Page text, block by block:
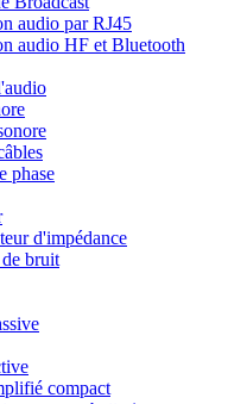
audio par RJ45
audio HF et Bluetooth
phase
d'impédance
bruit
compact